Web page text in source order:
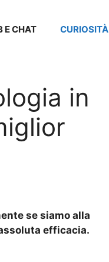
E CHAT CURIOSITÀ
in
se siamo alla
efficacia.